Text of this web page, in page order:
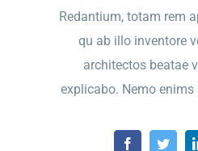
Redantium, totam rem
qu ab illo inventore
architectos beatae
explicabo. Nemo